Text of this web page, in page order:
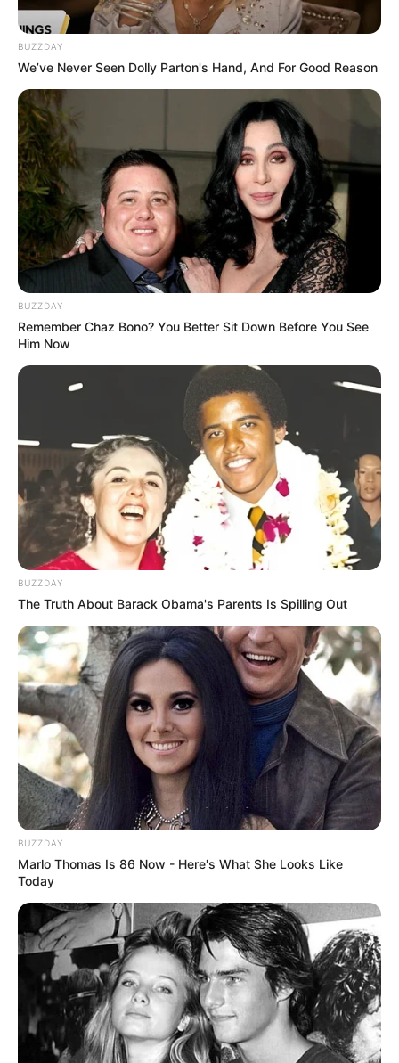
BUZZDAY
We’ve Never Seen Dolly Parton's Hand, And For Good Reason
BUZZDAY
Remember Chaz Bono? You Better Sit Down Before You See
Him Now
BUZZDAY
The Truth About Barack Obama's Parents Is Spilling Out
BUZZDAY
Marlo Thomas Is 86 Now - Here's What She Looks Like
Today